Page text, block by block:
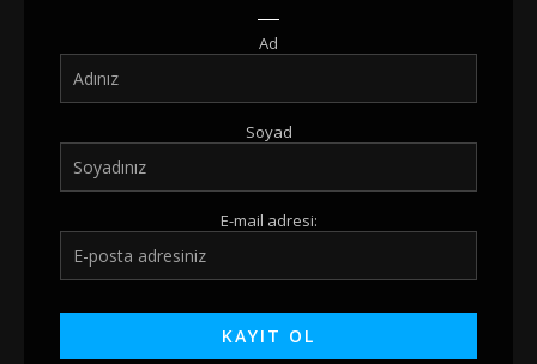
Ad
Soyad
E-mail adresi: